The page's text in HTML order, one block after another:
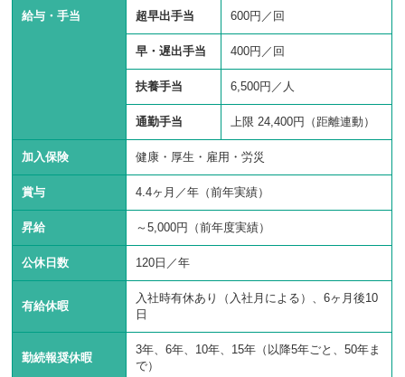
給与・手当 超早出手当 600円／回
早・遅出手当 400円／回
扶養手当 6,500円／人
通勤手当 上限 24,400円（距離連動）
加入保険 健康・厚生・雇用・労災
賞与 4.4ヶ月／年（前年実績）
昇給 ～5,000円（前年度実績）
公休日数 120日／年
有給休暇
入社時有休あり（入社月による）、6ヶ月後10
日
勤続報奨休暇
3年、6年、10年、15年（以降5年ごと、50年ま
で）